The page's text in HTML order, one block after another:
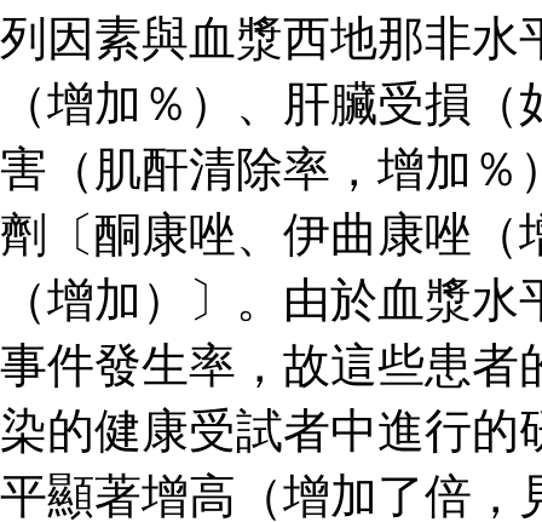
列因素與血漿西地那非水
（增加％）、肝臟受損
害（肌酐清除率，增加％
劑〔酮康唑、伊曲康唑（
（增加）〕。由於血漿
事件發生率，故這些患者
染的健康受試者中進行的
平顯著增高（增加了倍，